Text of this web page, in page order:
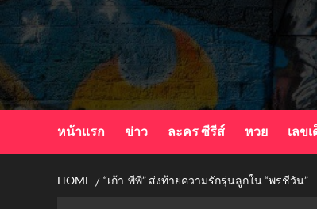
หน้าแรก ข่าว ละคร ซีรีส์ หวย เลข
HOME “เก้า-พีพี” ส่งท้ายความรักรุ่นลูกใน “พรชีวัน”